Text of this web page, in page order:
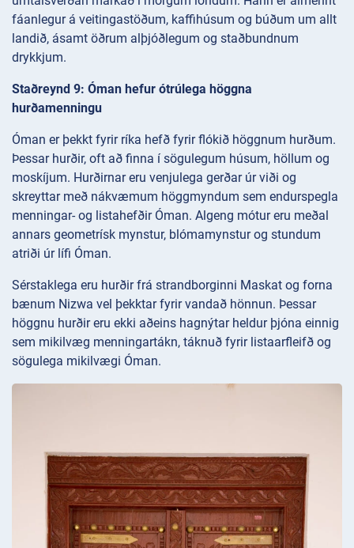
fáanlegur á veitingastöðum, kaffihúsum og búðum um allt
landið, ásamt öðrum alþjóðlegum og staðbundnum
drykkjum.
Staðreynd 9: Óman hefur ótrúlega höggna
hurðamenningu
Óman er þekkt fyrir ríka hefð fyrir flókið höggnum hurðum.
Þessar hurðir, oft að finna í sögulegum húsum, höllum og
moskíjum. Hurðirnar eru venjulega gerðar úr viði og
skreyttar með nákvæmum höggmyndum sem endurspegla
menningar- og listahefðir Óman. Algeng mótur eru meðal
annars geometrísk mynstur, blómamynstur og stundum
atriði úr lífi Óman.
Sérstaklega eru hurðir frá strandborginni Maskat og forna
bænum Nizwa vel þekktar fyrir vandað hönnun. Þessar
höggnu hurðir eru ekki aðeins hagnýtar heldur þjóna einnig
sem mikilvæg menningartákn, táknuð fyrir listaarfleifð og
sögulega mikilvægi Óman.